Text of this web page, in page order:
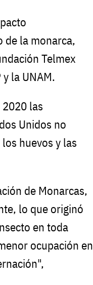
de la monarca,
Telmex
la UNAM.
las
Unidos no
huevos y las
de Monarcas,
lo que originó
en toda
ocupación en